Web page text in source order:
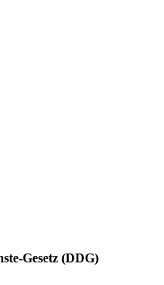
Gesetz (DDG)